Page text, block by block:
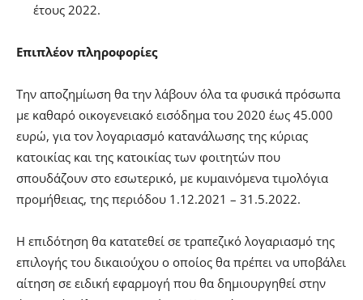
έτους 2022.
Επιπλέον πληροφορίες
Την αποζημίωση θα την λάβουν όλα τα φυσικά πρόσωπα
με καθαρό οικογενειακό εισόδημα του 2020 έως 45.000
ευρώ, για τον λογαριασμό κατανάλωσης της κύριας
κατοικίας και της κατοικίας των φοιτητών που
σπουδάζουν στο εσωτερικό, με κυμαινόμενα τιμολόγια
προμήθειας, της περιόδου 1.12.2021 – 31.5.2022.
Η επιδότηση θα κατατεθεί σε τραπεζικό λογαριασμό της
επιλογής του δικαιούχου ο οποίος θα πρέπει να υποβάλει
αίτηση σε ειδική εφαρμογή που θα δημιουργηθεί στην